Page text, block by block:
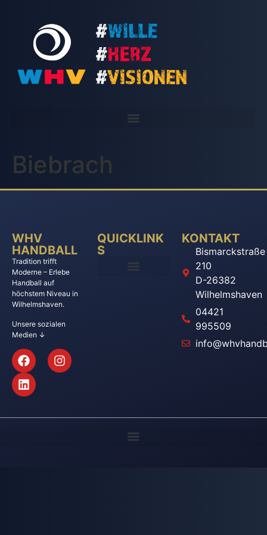
Biebrach
WHV
HANDBALL
Tradition trifft
Moderne – Erlebe
Handball auf
höchstem Niveau in
Wilhelmshaven.
Unsere sozialen
Medien ↓
QUICKLINK
S
KONTAKT
Bismarckstraße
210
D-26382
Wilhelmshaven
04421
995509